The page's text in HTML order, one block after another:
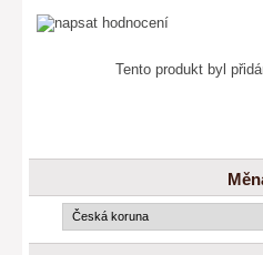
Tento produkt byl